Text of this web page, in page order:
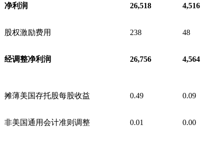
净利润 26,518 4,516
股权激励费用 238 48
经调整净利润 26,756 4,564
摊薄美国存托股每股收益 0.49 0.09
非美国通用会计准则调整 0.01 0.00